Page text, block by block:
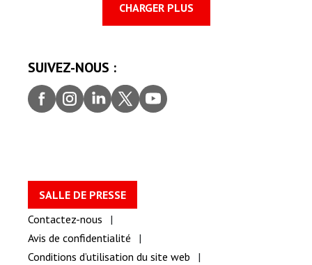
CHARGER PLUS
SUIVEZ-NOUS :
Faceb
ook
Insta
gram
Linke
dIn
Twitt
er
youtu
be
SALLE DE PRESSE
Contactez-nous
Avis de confidentialité
Conditions d’utilisation du site web